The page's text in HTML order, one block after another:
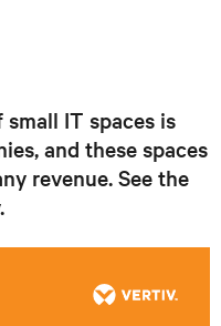
IT spaces is
and these spaces
revenue. See the